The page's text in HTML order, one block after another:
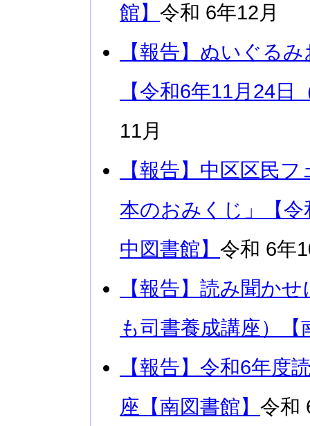
館】 令和 6年12月
【報告】ぬいぐる
【令和6年11月24
11月
【報告】中区区民
本のおみくじ」【
中図書館】 令和 6年
【報告】読み聞か
も司書養成講座）【
【報告】令和6年度
座【南図書館】 令和